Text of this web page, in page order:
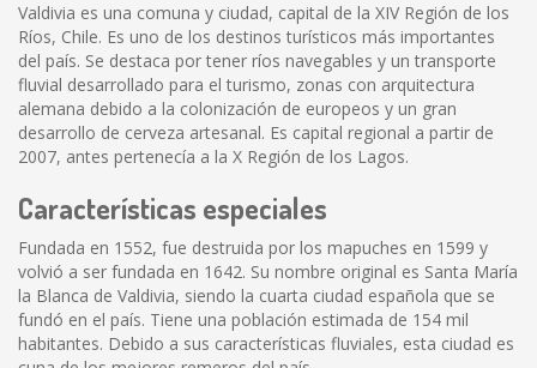
Valdivia es una comuna y ciudad, capital de la XIV Región de los
Ríos, Chile. Es uno de los destinos turísticos más importantes
del país. Se destaca por tener ríos navegables y un transporte
fluvial desarrollado para el turismo, zonas con arquitectura
alemana debido a la colonización de europeos y un gran
desarrollo de cerveza artesanal. Es capital regional a partir de
2007, antes pertenecía a la X Región de los Lagos.
Características especiales
Fundada en 1552, fue destruida por los mapuches en 1599 y
volvió a ser fundada en 1642. Su nombre original es Santa María
la Blanca de Valdivia, siendo la cuarta ciudad española que se
fundó en el país. Tiene una población estimada de 154 mil
habitantes. Debido a sus características fluviales, esta ciudad es